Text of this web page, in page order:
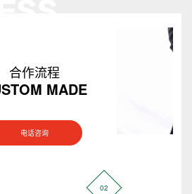
合作流程
MADE
电话咨询
02